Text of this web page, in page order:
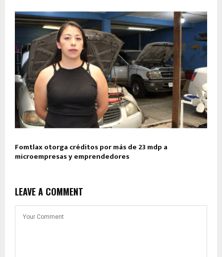
Fomtlax otorga créditos por más de 23 mdp a
microempresas y emprendedores
LEAVE A COMMENT